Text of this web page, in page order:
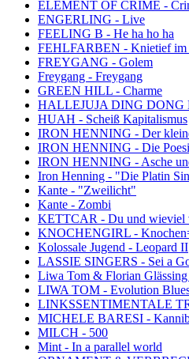
ELEMENT OF CRIME -
ENGERLING - Live
FEELING B - He ha ho ha
FEHLFARBEN - Knietief im
FREYGANG - Golem
Freygang - Freygang
GREEN HILL - Charme
HALLEJUJA DING DONG
HUAH - Scheiß Kapitalismus
IRON HENNING - Der
IRON HENNING - Die
IRON HENNING - Asche
Iron Henning - "Die Platin
Kante - "Zweilicht"
Kante - Zombi
KETTCAR - Du und wieviel
KNOCHENGIRL -
Kolossale Jugend - Leopard II
LASSIE SINGERS - Sei a
Liwa Tom & Florian
LIWA TOM - Evolution
LINKSSENTIMENTALE
MICHELE BARESI -
MILCH - 500
Mint - In a parallel world